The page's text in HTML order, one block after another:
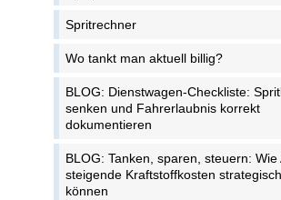
Spritrechner
Wo tankt man aktuell billig?
BLOG: Dienstwagen-Checkliste:
senken und Fahrerlaubnis korrekt
dokumentieren
BLOG: Tanken, sparen, steuern:
steigende Kraftstoffkosten
können